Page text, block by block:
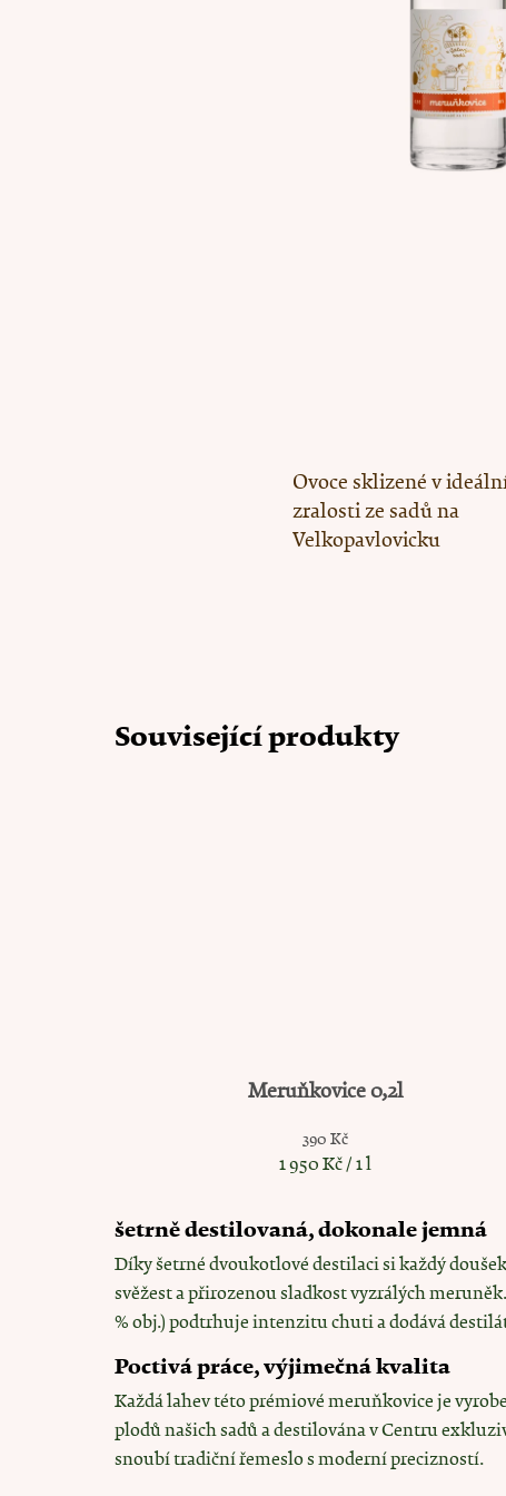
Ovoce sklizené v
zralosti ze sadů na
Velkopavlovicku
Meruňkovice 0,2l
390 Kč
Měrná cena:
1 950 Kč / 1 l
šetrně destilovaná, dokonale jemná
Díky šetrné dvoukotlové destilaci si každý
svěžest a přirozenou sladkost vyzrálých
% obj.) podtrhuje intenzitu chuti a dodává
Poctivá práce, výjimečná kvalita
Každá lahev této prémiové meruňkovice je
plodů našich sadů a destilována v Centru
snoubí tradiční řemeslo s moderní precizností.